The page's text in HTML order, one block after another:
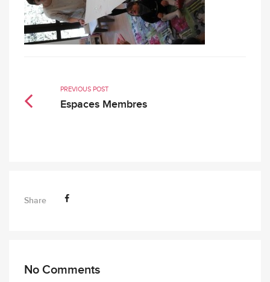
PREVIOUS POST
Espaces Membres
Share
No Comments